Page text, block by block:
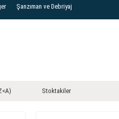
Şanzıman ve Debriyaj
Stoktakiler